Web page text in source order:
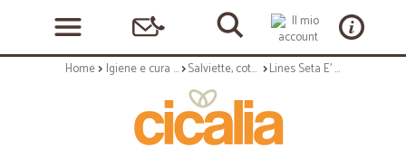
Home Igiene e cura personale Salviette, cotone e assorbenti Lines Seta E' con ali pz.8